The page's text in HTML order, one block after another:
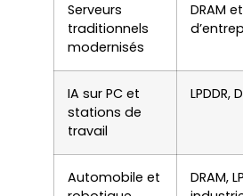
Serveurs
traditionnels
modernisés
DRAM
IA sur PC et
stations de
travail
LPDDR,
Automobile et
DRAM,